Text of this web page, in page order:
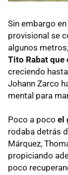
Sin embargo
provisional se
algunos
Tito Rabat que
creciendo
Johann Zarco
mental para
Poco a poco el
rodaba detrás
Márquez,
propiciando
poco